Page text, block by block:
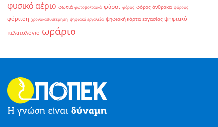
φυσικό αέριο φωτιά φωτοβολταϊκά φόροι φόρος φόρος άνθρακα φόρους
φόρτιση χρονοκαθυστέρηση ψηφιακά εργαλεία ψηφιακή κάρτα εργασίας ψηφιακό
πελατολόγιο ωράριο